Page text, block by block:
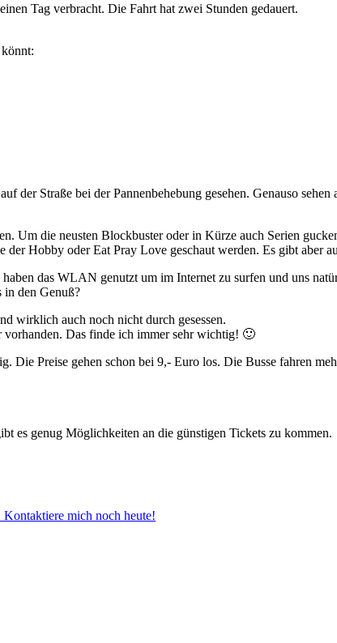
Tag verbracht. Die Fahrt hat zwei Stunden gedauert.
Straße bei der Pannenbehebung gesehen. Genauso
Um die neusten Blockbuster oder in Kürze auch Serien
Hobby oder Eat Pray Love geschaut werden. Es gibt aber
das WLAN genutzt um im Internet zu surfen und uns
in den Genuß?
wirklich auch noch nicht durch gesessen.
Das finde ich immer sehr wichtig! 🙂
Preise gehen schon bei 9,- Euro los. Die Busse fahren
es genug Möglichkeiten an die günstigen Tickets zu kommen.
mich noch heute!